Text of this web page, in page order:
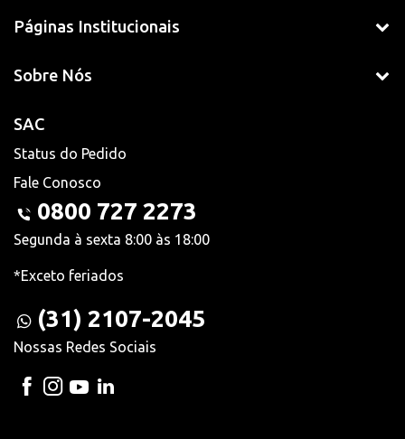
Páginas Institucionais
Sobre Nós
SAC
Status do Pedido
Fale Conosco
0800 727 2273
Segunda à sexta 8:00 às 18:00
*Exceto feriados
(31) 2107-2045
Nossas Redes Sociais